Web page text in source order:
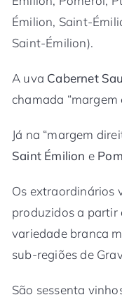
Émilion, Saint-
Saint-Émilion).
A uva Cabernet
chamada “margem
Já na “margem
Saint Émilion e
Os extraordinários
produzidos a partir
variedade branca
sub-regiões de
São sessenta